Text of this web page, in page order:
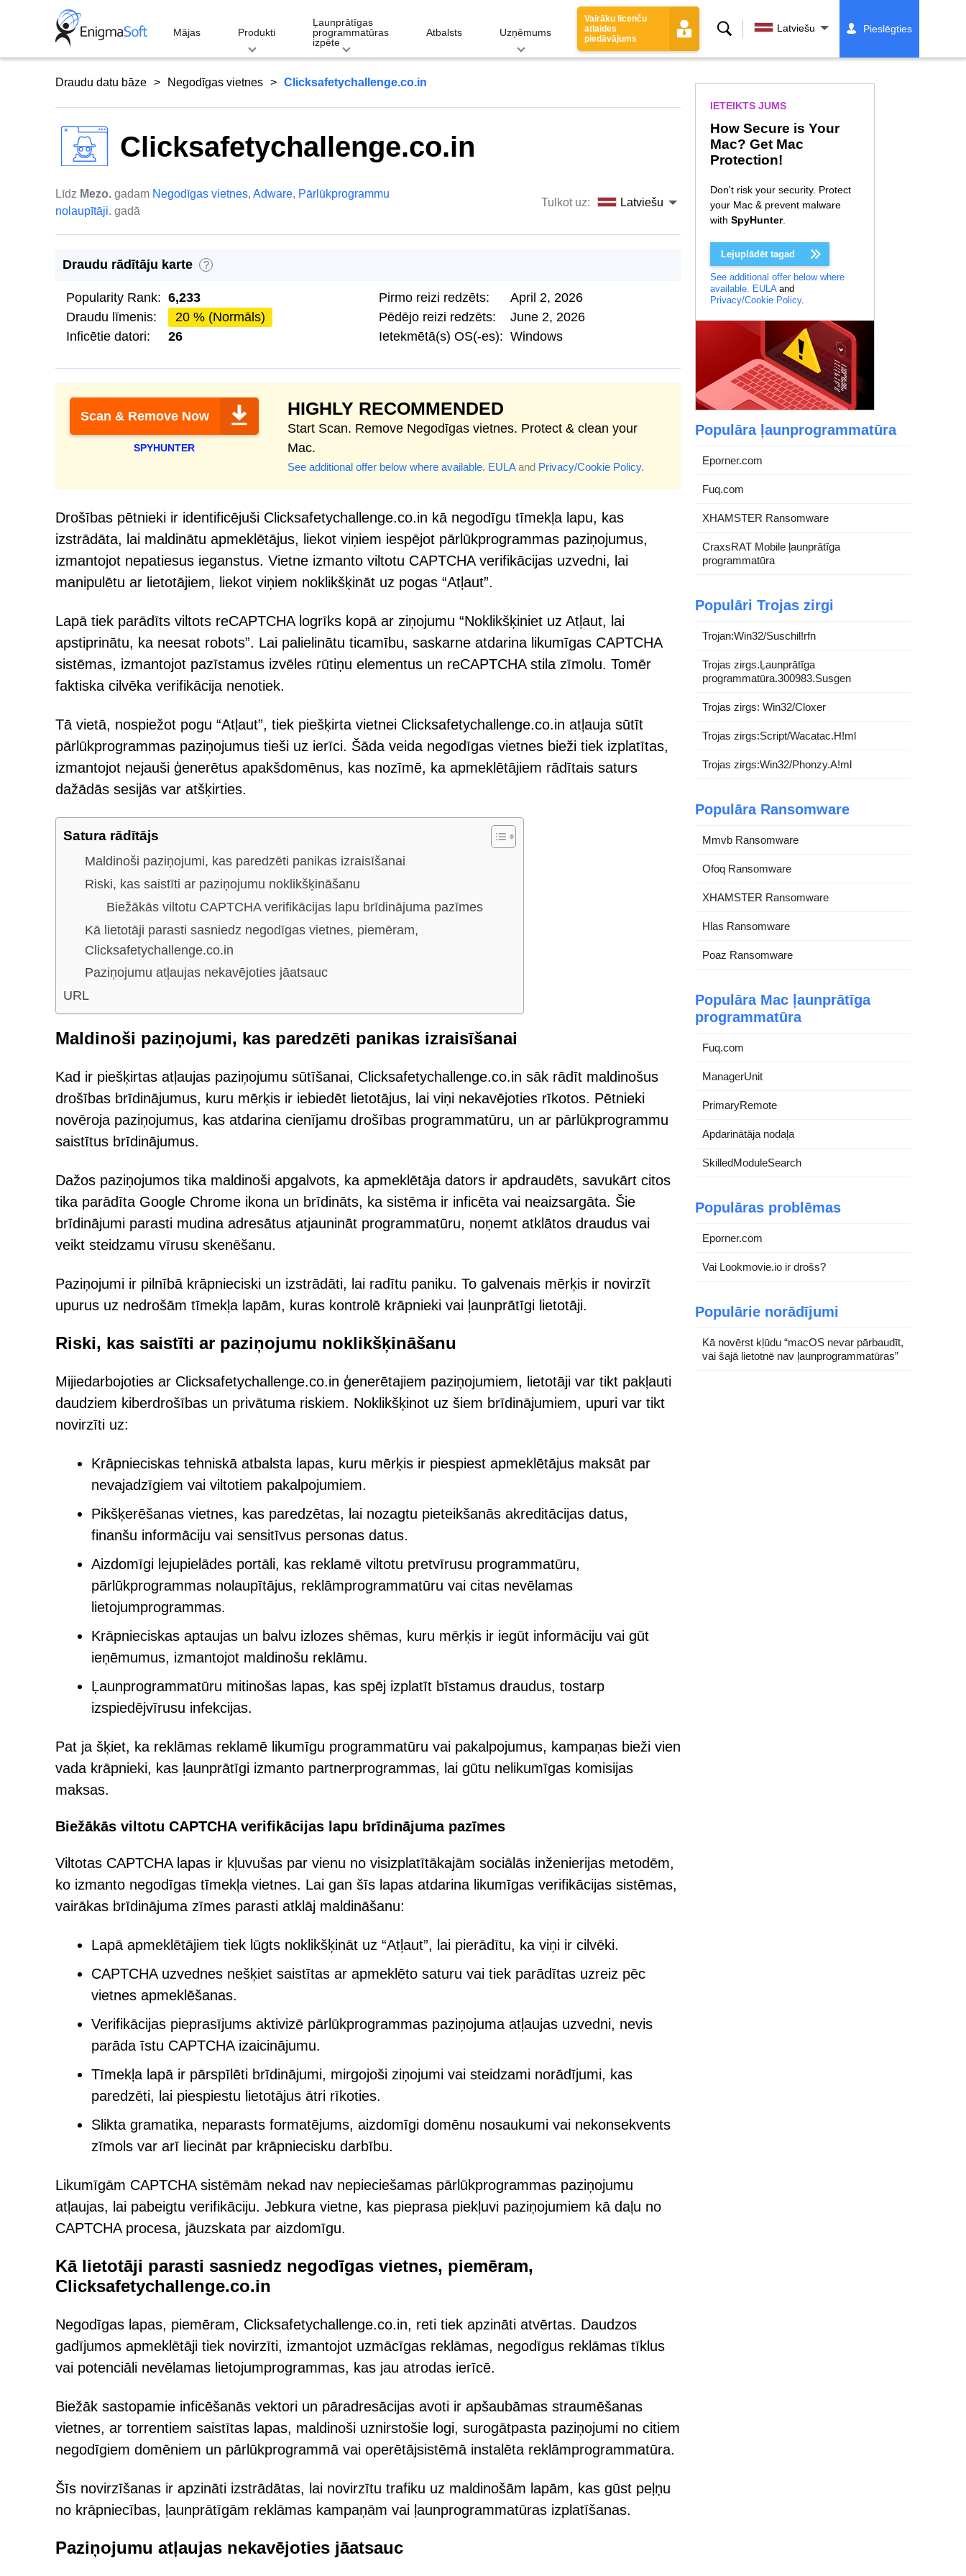
Mājas Produkti
Ļaunprātīgas
programmatūras
izpēte
Atbalsts Uzņēmums
Vairāku licenču
atlaides
piedāvājums
Meklēt Latviešu Pieslēgties
Draudu datu bāze Negodīgas vietnes Clicksafetychallenge.co.in
Clicksafetychallenge.co.in
Līdz Mezo. gadam Negodīgas vietnes, Adware, Pārlūkprogrammu
nolaupītāji. gadā
Tulkot uz: Latviešu
Draudu rādītāju karte ?
Popularity Rank: 6,233
Draudu līmenis:
20 % (Normāls)
Inficētie datori:
26
Pirmo reizi redzēts:
April 2, 2026
Pēdējo reizi redzēts:
June 2, 2026
Ietekmētā(s) OS(-es): Windows
Scan & Remove Now
SPYHUNTER
HIGHLY RECOMMENDED
Start Scan. Remove Negodīgas vietnes. Protect & clean your
Mac.
See additional offer below where available. EULAand Privacy/Cookie Policy.
Drošības pētnieki ir identificējuši Clicksafetychallenge.co.in kā negodīgu tīmekļa lapu, kas
izstrādāta, lai maldinātu apmeklētājus, liekot viņiem iespējot pārlūkprogrammas paziņojumus,
izmantojot nepatiesus ieganstus. Vietne izmanto viltotu CAPTCHA verifikācijas uzvedni, lai
manipulētu ar lietotājiem, liekot viņiem noklikšķināt uz pogas “Atļaut”.
Lapā tiek parādīts viltots reCAPTCHA logrīks kopā ar ziņojumu “Noklikšķiniet uz Atļaut, lai
apstiprinātu, ka neesat robots”. Lai palielinātu ticamību, saskarne atdarina likumīgas CAPTCHA
sistēmas, izmantojot pazīstamus izvēles rūtiņu elementus un reCAPTCHA stila zīmolu. Tomēr
faktiska cilvēka verifikācija nenotiek.
Tā vietā, nospiežot pogu “Atļaut”, tiek piešķirta vietnei Clicksafetychallenge.co.in atļauja sūtīt
pārlūkprogrammas paziņojumus tieši uz ierīci. Šāda veida negodīgas vietnes bieži tiek izplatītas,
izmantojot nejauši ģenerētus apakšdomēnus, kas nozīmē, ka apmeklētājiem rādītais saturs
dažādās sesijās var atšķirties.
Satura rādītājs
Maldinoši paziņojumi, kas paredzēti panikas izraisīšanai
Riski, kas saistīti ar paziņojumu noklikšķināšanu
Biežākās viltotu CAPTCHA verifikācijas lapu brīdinājuma pazīmes
Kā lietotāji parasti sasniedz negodīgas vietnes, piemēram,
Clicksafetychallenge.co.in
Paziņojumu atļaujas nekavējoties jāatsauc
URL
Maldinoši paziņojumi, kas paredzēti panikas izraisīšanai
Kad ir piešķirtas atļaujas paziņojumu sūtīšanai, Clicksafetychallenge.co.in sāk rādīt maldinošus
drošības brīdinājumus, kuru mērķis ir iebiedēt lietotājus, lai viņi nekavējoties rīkotos. Pētnieki
novēroja paziņojumus, kas atdarina cienījamu drošības programmatūru, un ar pārlūkprogrammu
saistītus brīdinājumus.
Dažos paziņojumos tika maldinoši apgalvots, ka apmeklētāja dators ir apdraudēts, savukārt citos
tika parādīta Google Chrome ikona un brīdināts, ka sistēma ir inficēta vai neaizsargāta. Šie
brīdinājumi parasti mudina adresātus atjaunināt programmatūru, noņemt atklātos draudus vai
veikt steidzamu vīrusu skenēšanu.
Paziņojumi ir pilnībā krāpnieciski un izstrādāti, lai radītu paniku. To galvenais mērķis ir novirzīt
upurus uz nedrošām tīmekļa lapām, kuras kontrolē krāpnieki vai ļaunprātīgi lietotāji.
Riski, kas saistīti ar paziņojumu noklikšķināšanu
Mijiedarbojoties ar Clicksafetychallenge.co.in ģenerētajiem paziņojumiem, lietotāji var tikt pakļauti
daudziem kiberdrošības un privātuma riskiem. Noklikšķinot uz šiem brīdinājumiem, upuri var tikt
novirzīti uz:
Krāpnieciskas tehniskā atbalsta lapas, kuru mērķis ir piespiest apmeklētājus maksāt par
nevajadzīgiem vai viltotiem pakalpojumiem.
Pikšķerēšanas vietnes, kas paredzētas, lai nozagtu pieteikšanās akreditācijas datus,
finanšu informāciju vai sensitīvus personas datus.
Aizdomīgi lejupielādes portāli, kas reklamē viltotu pretvīrusu programmatūru,
pārlūkprogrammas nolaupītājus, reklāmprogrammatūru vai citas nevēlamas
lietojumprogrammas.
Krāpnieciskas aptaujas un balvu izlozes shēmas, kuru mērķis ir iegūt informāciju vai gūt
ieņēmumus, izmantojot maldinošu reklāmu.
Ļaunprogrammatūru mitinošas lapas, kas spēj izplatīt bīstamus draudus, tostarp
izspiedējvīrusu infekcijas.
Pat ja šķiet, ka reklāmas reklamē likumīgu programmatūru vai pakalpojumus, kampaņas bieži vien
vada krāpnieki, kas ļaunprātīgi izmanto partnerprogrammas, lai gūtu nelikumīgas komisijas
maksas.
Biežākās viltotu CAPTCHA verifikācijas lapu brīdinājuma pazīmes
Viltotas CAPTCHA lapas ir kļuvušas par vienu no visizplatītākajām sociālās inženierijas metodēm,
ko izmanto negodīgas tīmekļa vietnes. Lai gan šīs lapas atdarina likumīgas verifikācijas sistēmas,
vairākas brīdinājuma zīmes parasti atklāj maldināšanu:
Lapā apmeklētājiem tiek lūgts noklikšķināt uz “Atļaut”, lai pierādītu, ka viņi ir cilvēki.
CAPTCHA uzvednes nešķiet saistītas ar apmeklēto saturu vai tiek parādītas uzreiz pēc
vietnes apmeklēšanas.
Verifikācijas pieprasījums aktivizē pārlūkprogrammas paziņojuma atļaujas uzvedni, nevis
parāda īstu CAPTCHA izaicinājumu.
Tīmekļa lapā ir pārspīlēti brīdinājumi, mirgojoši ziņojumi vai steidzami norādījumi, kas
paredzēti, lai piespiestu lietotājus ātri rīkoties.
Slikta gramatika, neparasts formatējums, aizdomīgi domēnu nosaukumi vai nekonsekvents
zīmols var arī liecināt par krāpniecisku darbību.
Likumīgām CAPTCHA sistēmām nekad nav nepieciešamas pārlūkprogrammas paziņojumu
atļaujas, lai pabeigtu verifikāciju. Jebkura vietne, kas pieprasa piekļuvi paziņojumiem kā daļu no
CAPTCHA procesa, jāuzskata par aizdomīgu.
Kā lietotāji parasti sasniedz negodīgas vietnes, piemēram,
Clicksafetychallenge.co.in
Negodīgas lapas, piemēram, Clicksafetychallenge.co.in, reti tiek apzināti atvērtas. Daudzos
gadījumos apmeklētāji tiek novirzīti, izmantojot uzmācīgas reklāmas, negodīgus reklāmas tīklus
vai potenciāli nevēlamas lietojumprogrammas, kas jau atrodas ierīcē.
Biežāk sastopamie inficēšanās vektori un pāradresācijas avoti ir apšaubāmas straumēšanas
vietnes, ar torrentiem saistītas lapas, maldinoši uznirstošie logi, surogātpasta paziņojumi no citiem
negodīgiem domēniem un pārlūkprogrammā vai operētājsistēmā instalēta reklāmprogrammatūra.
Šīs novirzīšanas ir apzināti izstrādātas, lai novirzītu trafiku uz maldinošām lapām, kas gūst peļņu
no krāpniecības, ļaunprātīgām reklāmas kampaņām vai ļaunprogrammatūras izplatīšanas.
Paziņojumu atļaujas nekavējoties jāatsauc
IETEIKTS JUMS
How Secure is Your
Mac? Get Mac
Protection!
Don't risk your security. Protect
your Mac & prevent malware
with SpyHunter.
Lejuplādēt tagad
See additional offer below where
available. EULAand
Privacy/Cookie Policy.
Populāra ļaunprogrammatūra
Eporner.com
Fuq.com
XHAMSTER Ransomware
CraxsRAT Mobile ļaunprātīga
programmatūra
Populāri Trojas zirgi
Trojan:Win32/Suschil!rfn
Trojas zirgs.Ļaunprātīga
programmatūra.300983.Susgen
Trojas zirgs: Win32/Cloxer
Trojas zirgs:Script/Wacatac.H!ml
Trojas zirgs:Win32/Phonzy.A!ml
Populāra Ransomware
Mmvb Ransomware
Ofoq Ransomware
XHAMSTER Ransomware
Hlas Ransomware
Poaz Ransomware
Populāra Mac ļaunprātīga
programmatūra
Fuq.com
ManagerUnit
PrimaryRemote
Apdarinātāja nodaļa
SkilledModuleSearch
Populāras problēmas
Eporner.com
Vai Lookmovie.io ir drošs?
Populārie norādījumi
Kā novērst kļūdu “macOS nevar pārbaudīt,
vai šajā lietotnē nav ļaunprogrammatūras”